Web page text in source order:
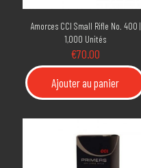
Amorces CCI Small Rifle No. 400 |
1,000 Unités
€70.00
Ajouter au panier